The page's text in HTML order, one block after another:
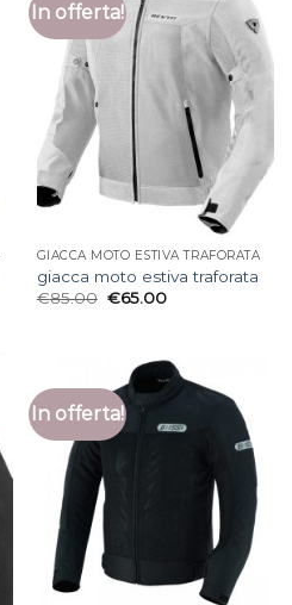
In offerta!
GIACCA MOTO ESTIVA TRAFORATA
giacca moto estiva traforata
€85.00 €65.00
In offerta!